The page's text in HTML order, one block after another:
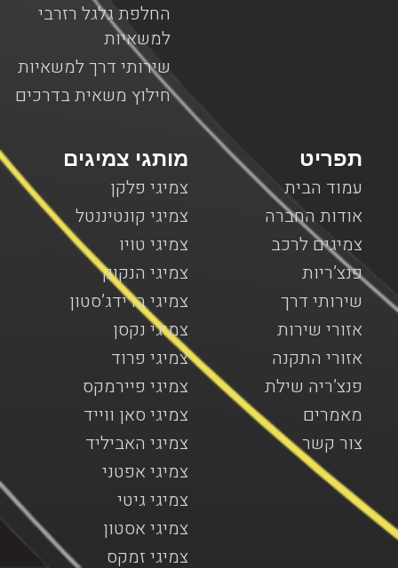
החלפת גלגל רזרבי
למשאיות
שירותי דרך למשאיות
חילוץ משאית בדרכים
מותגי צמיגים
צמיגי פלקן
צמיגי קונטיננטל
צמיגי טויו
צמיגי הנקוק
צמיגי ברידג’סטון
צמיגי נקסן
צמיגי פרוד
צמיגי פיירמקס
צמיגי סאן ווייד
צמיגי האביליד
צמיגי אפטני
צמיגי גיטי
צמיגי אסטון
צמיגי זמקס
תפריט
עמוד הבית
אודות החברה
צמיגים לרכב
פנצ’ריות
שירותי דרך
אזורי שירות
אזורי התקנה
פנצ’ריה שילת
מאמרים
צור קשר